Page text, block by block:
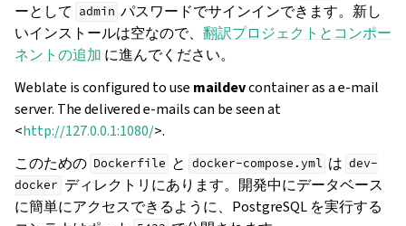
ーとして admin パスワードでサインインできます。新し
いインストールは空なので、 翻訳プロジェクトとコンポー
ネントの追加 に進んでください。
Weblate is configured to use maildevcontainer as a e-mail
server. The delivered e-mails can be seen at
<http://127.0.0.1:1080/>.
このための Dockerfile と docker-compose.yml は dev-
docker ディレクトリにあります。開発中にデータベース
に簡単にアクセスできるように、PostgreSQL を実行する